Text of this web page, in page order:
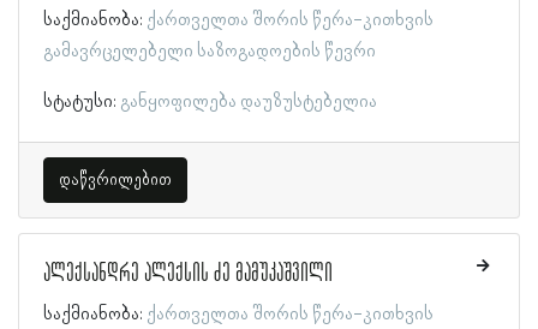
საქმიანობა: ქართველთა შორის წერა-კითხვის
გამავრცელებელი საზოგადოების წევრი
სტატუსი: განყოფილება დაუზუსტებელია
დაწვრილებით
ალექსანდრე ალექსის ძე მამუკაშვილი
საქმიანობა: ქართველთა შორის წერა-კითხვის